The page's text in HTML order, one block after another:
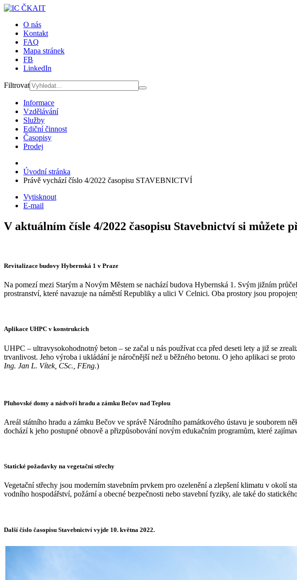
O nás
Kontakt
FAQ
Mapa stránek
FB
LinkedIn
Filtrovat
Informace
Vzdělávání
Služby
Ediční činnost
Časopisy
Prodej
Úvodní stránka
Právě vychází číslo 4/2022 časopisu STAVEBNICTVÍ
Vytisknout
E-mail
V aktuálním čísle 4/2022 časopisu Stavebnictví si můžete
Revitalizace budovy Hybernská 1 v Praze
Na pomezí mezi Starým a Novým Městem se nachází budova Hybernská 1. Svým jižním
prostranství, které navazuje na náměstí Republiky a ulici V Celnici. Oba prostory jsou
Aplikace UHPC v konstrukcích
UHPC – ultravysokohodnotný beton – se začal u nás používat cca před deseti lety a již se
trvanlivost. Jeho výroba i ukládání je náročnější než u běžného betonu. O jeho aplikaci se
Ing. Jan L. Vítek, CSc., FEng.)
Pluhovské domy a nádvoří hradu a zámku Bečov nad Teplou
Areál státního hradu a zámku Bečov ve správě Národního památkového ústavu je souborem
dochází k jeho postupné obnově a přizpůsobování novým edukačním programům, které
Statické požadavky na vegetační střechy
Vegetační střechy jsou moderním stavebním prvkem pro ozelenění a zlepšení klimatu v okolí
vodního hospodářství, požární a obecné bezpečnosti nebo stavební fyziky, ale také do
Další číslo časopisu Stavebnictví vyjde 10. května 2022.